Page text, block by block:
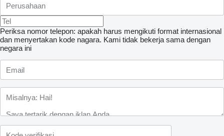
Periksa nomor telepon: apakah harus mengikuti format internasional
dan menyertakan kode nagara. Kami tidak bekerja sama dengan
negara ini